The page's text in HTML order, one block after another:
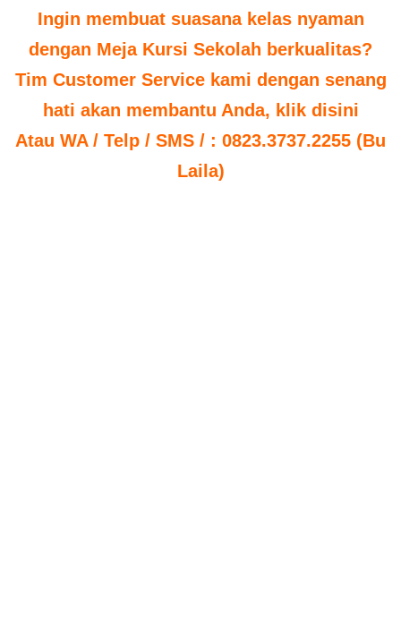
Ingin membuat suasana kelas nyaman
dengan Meja Kursi Sekolah berkualitas?
Tim Customer Service kami dengan senang
hati akan membantu Anda, klik disini
Atau WA / Telp / SMS / : 0823.3737.2255 (Bu
Laila)